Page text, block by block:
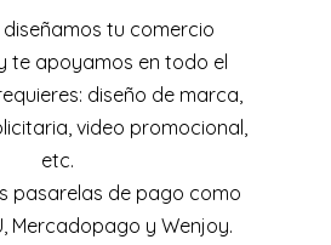
tu comercio
te apoyamos en todo el
diseño de marca,
video promocional,
etc.
pasarelas de pago como
Mercadopago y Wenjoy.